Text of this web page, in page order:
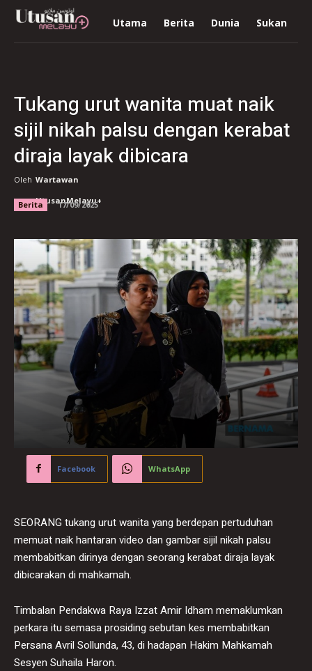
Utama Berita Dunia Sukan
Tukang urut wanita muat naik
sijil nikah palsu dengan kerabat
diraja layak dibicara
Oleh Wartawan
UtusanMelayu+
Berita 17/09/2025
Facebook WhatsApp
SEORANG tukang urut wanita yang berdepan pertuduhan
memuat naik hantaran video dan gambar sijil nikah palsu
membabitkan dirinya dengan seorang kerabat diraja layak
dibicarakan di mahkamah.
Timbalan Pendakwa Raya Izzat Amir Idham memaklumkan
perkara itu semasa prosiding sebutan kes membabitkan
Persana Avril Sollunda, 43, di hadapan Hakim Mahkamah
Sesyen Suhaila Haron.